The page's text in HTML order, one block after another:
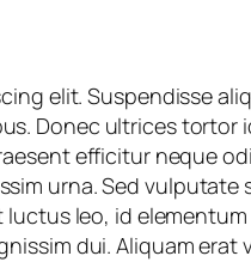
elit. Suspendisse
Donec ultrices
efficitur neque
urna. Sed vulputate
leo, id
dui. Aliquam erat